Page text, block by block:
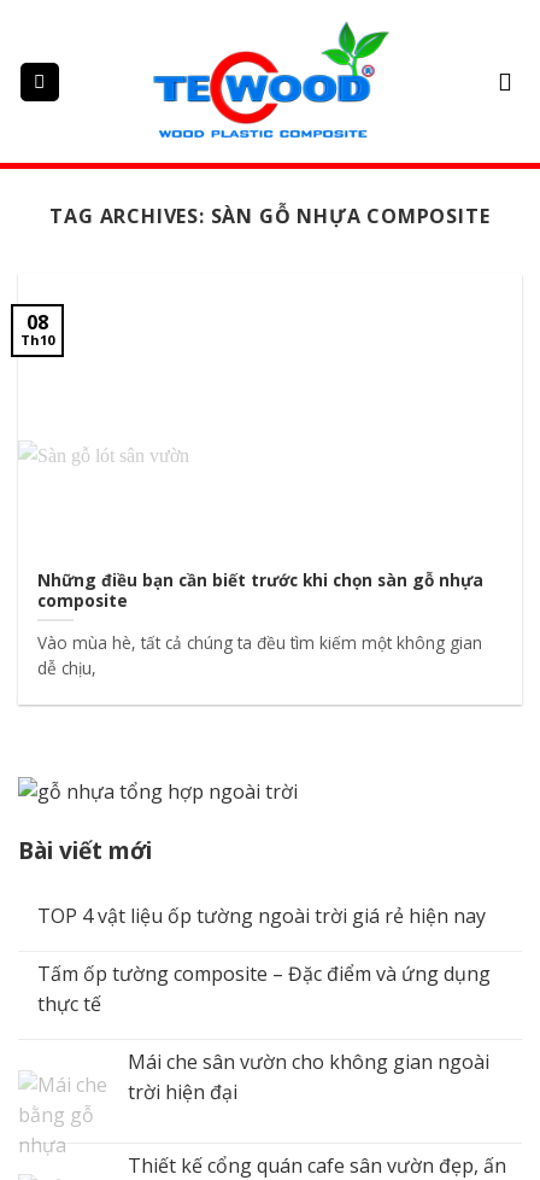
content
TAG ARCHIVES: SÀN GỖ NHỰA COMPOSITE
Bài viết mới
TOP 4 vật liệu ốp tường ngoài trời giá rẻ hiện nay
Tấm ốp tường composite – Đặc điểm và ứng dụng
thực tế
Mái che sân vườn cho không gian ngoài
trời hiện đại
Thiết kế cổng quán cafe sân vườn đẹp, ấn
Những điều bạn cần biết trước khi chọn sàn gỗ nhựa
composite
Vào mùa hè, tất cả chúng ta đều tìm kiếm một không gian
dễ chịu,
08
Th10